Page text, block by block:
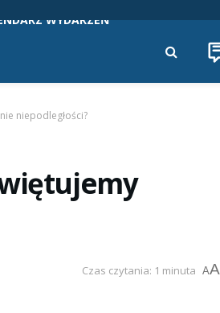
WYDARZEŃ
niepodległości?
Czas czytania: 1 minuta AA